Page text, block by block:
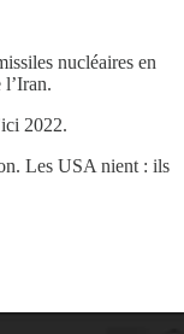
nucléaires en
2022.
Les USA nient : ils